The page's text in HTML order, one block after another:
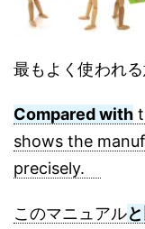
最もよく使われる
Compared with
shows the
precisely.
このマニュアル